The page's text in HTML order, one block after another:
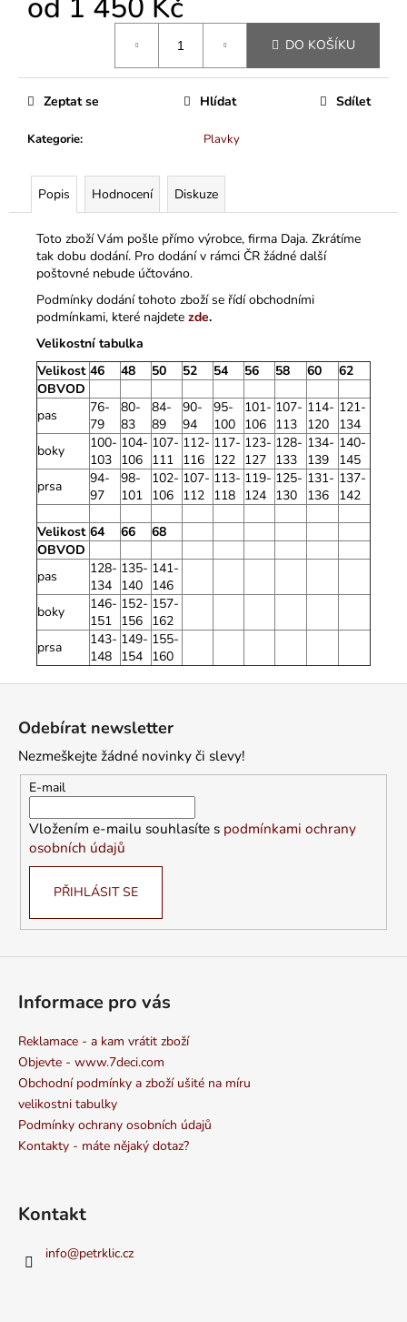
DO KOŠÍKU
Kategorie: Plavky
Zeptat se Hlídat Sdílet
Popis Hodnocení Diskuze
Toto zboží Vám pošle přímo výrobce, firma Daja. Zkrátíme
tak dobu dodání. Pro dodání v rámci ČR žádné další
poštovné nebude účtováno.
Podmínky dodání tohoto zboží se řídí obchodními
podmínkami, které najdete zde.
Velikostní tabulka
Velikost 46 48 50 52 54 56 58 60
62
OBVOD
pas
76-
79
80-
83
84-
89
90-
94
95-
100
101-
106
107-
113
114-
120
121-
134
boky
100-
103
104-
106
107-
111
112-
116
117-
122
123-
127
128-
133
134-
139
140-
145
prsa
94-
97
98-
101
102-
106
107-
112
113-
118
119-
124
125-
130
131-
136
137-
142
Velikost 64 66
68
OBVOD
pas
128-
134
135-
140
141-
146
boky
146-
151
152-
156
157-
162
prsa
143-
148
149-
154
155-
160
Odebírat newsletter
Nezmeškejte žádné novinky či slevy!
E-mail
Vložením e-mailu souhlasíte s podmínkami ochrany
osobních údajů
PŘIHLÁSIT SE
Informace pro vás
Reklamace - a kam vrátit zboží
Objevte - www.7deci.com
Obchodní podmínky a zboží ušité na míru
velikostni tabulky
Podmínky ochrany osobních údajů
Kontakty - máte nějaký dotaz?
Kontakt
info@petrklic.cz